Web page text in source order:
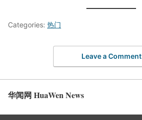
Categories: 热门
Leave a Comment
华闻网 HuaWen News